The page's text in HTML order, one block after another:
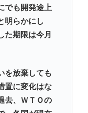
でも開発途上
明らかにし
た期限は今月
を放棄しても
置に変化はな
去、ＷＴＯの